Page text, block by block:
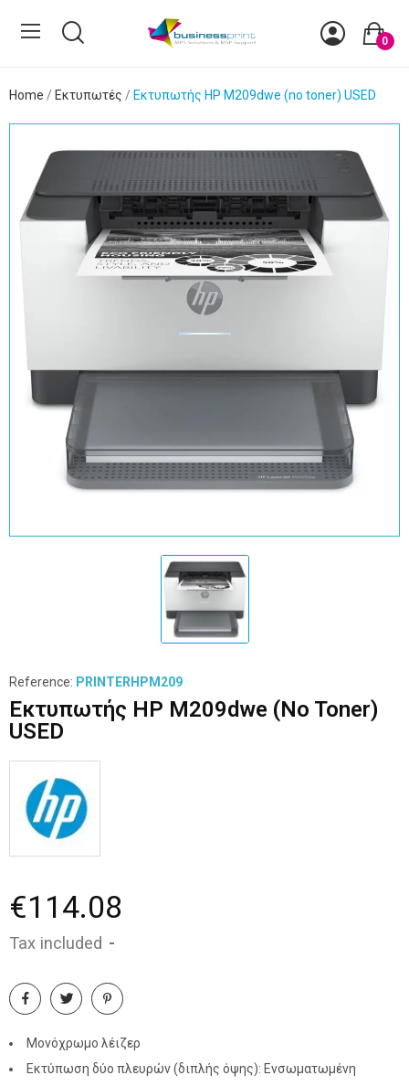
0
Home Εκτυπωτές Εκτυπωτής HP M209dwe (no toner) USED
Reference: PRINTERHPM209
Εκτυπωτής HP M209dwe (no Toner)
USED
€114.08
Tax included
Μονόχρωμο λέιζερ
Εκτύπωση δύο πλευρών (διπλής όψης): Ενσωματωμένη